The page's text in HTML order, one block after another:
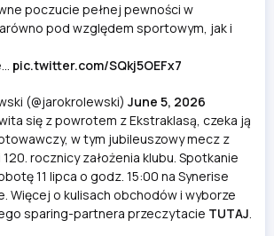
poczucie pełnej pewności w
pod względem sportowym, jak i
pic.twitter.com/SQkj5OEFx7
(@jarokrolewski) June 5, 2026
się z powrotem z Ekstraklasą, czeka ją
w tym jubileuszowy mecz z
rocznicy założenia klubu. Spotkanie
11 lipca o godz. 15:00 na Synerise
Więcej o kulisach obchodów i wyborze
sparing-partnera przeczytacie TUTAJ.